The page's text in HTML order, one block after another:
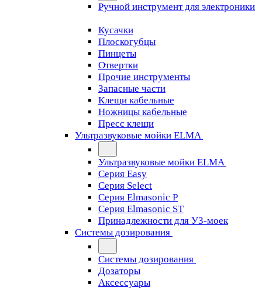
Ручной инструмент для электроники
Кусачки
Плоскогубцы
Пинцеты
Отвертки
Прочие инструменты
Запасные части
Клещи кабельные
Ножницы кабельные
Пресс клещи
Ультразвуковые мойки ELMA
Ультразвуковые мойки ELMA
Серия Easy
Серия Select
Серия Elmasonic P
Серия Elmasonic ST
Принадлежности для УЗ-моек
Системы дозирования
Системы дозирования
Дозаторы
Аксессуары